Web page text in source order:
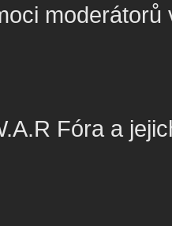
moderátorů
Fóra a